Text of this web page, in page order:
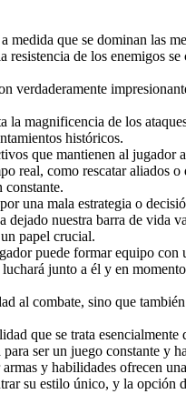
medida que se dominan las
resistencia de los enemigos
verdaderamente
la magnificencia de los
históricos.
que mantienen al jugador
real, como rescatar aliados
constante.
una mala estrategia o
dejado nuestra barra de vida
papel crucial.
puede formar equipo con
junto a él y en
al combate, sino que
que se trata esencialmente
ser un juego constante y
y habilidades ofrecen
su estilo único, y la opción